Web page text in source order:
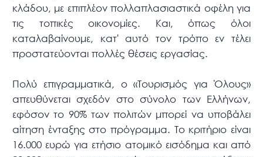
κλάδου, με επιπλέον πολλαπλασιαστικά οφέλη για
τις τοπικές οικονομίες. Και, όπως όλοι
καταλαβαίνουμε, κατ' αυτό τον τρόπο εν τέλει
προστατεύονται πολλές θέσεις εργασίας.
Πολύ επιγραμματικά, ο «Τουρισμός για Όλους»
απευθύνεται σχεδόν στο σύνολο των Ελλήνων,
εφόσον το 90% των πολιτών μπορεί να υποβάλει
αίτηση ένταξης στο πρόγραμμα. Το κριτήριο είναι
16.000 ευρώ για ετήσιο ατομικό εισόδημα και από